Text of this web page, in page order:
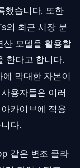
했습니다. 또한
의 최근 시장 분
산 모델을 활용할
한다고 합니다.
막대한 자본이
용자들은 이러
카이브에 적용
다.
같은 변조 클라